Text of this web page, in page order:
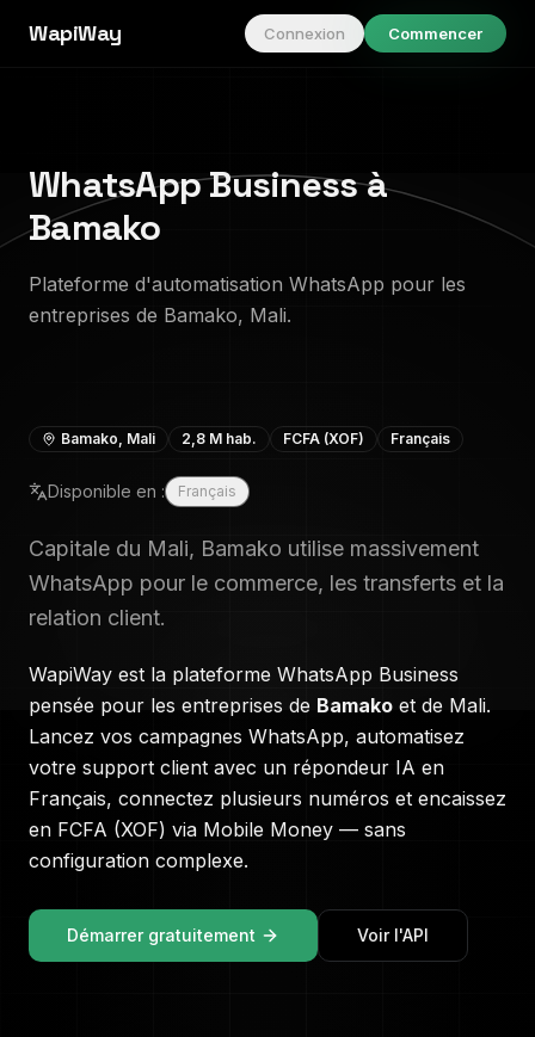
WapiWay Connexion Commencer
WhatsApp Business à
Bamako
Plateforme d'automatisation WhatsApp pour les
entreprises de Bamako, Mali.
Bamako, Mali 2,8 M hab. FCFA (XOF) Français
Disponible en : Français
Capitale du Mali, Bamako utilise massivement
WhatsApp pour le commerce, les transferts et la
relation client.
WapiWay est la plateforme WhatsApp Business
pensée pour les entreprises de Bamako et de Mali.
Lancez vos campagnes WhatsApp, automatisez
votre support client avec un répondeur IA en
Français, connectez plusieurs numéros et encaissez
en FCFA (XOF) via Mobile Money — sans
configuration complexe.
Démarrer gratuitement Voir l'API